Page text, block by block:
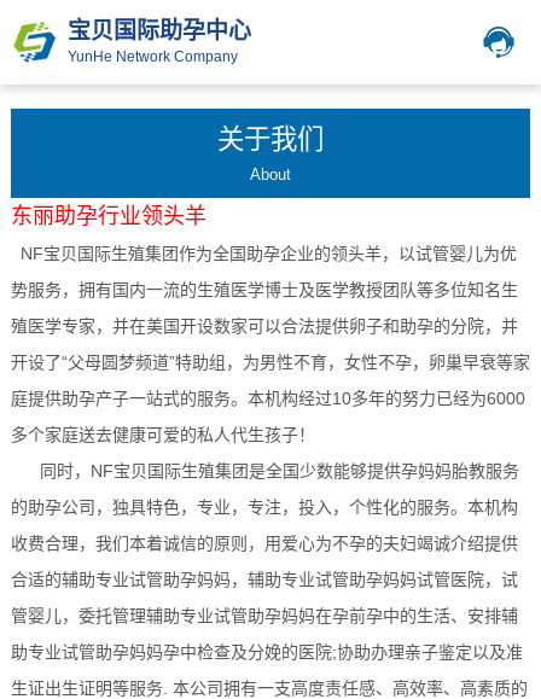
宝贝国际助孕中心
YunHe Network Company
关于我们
About
东丽助孕行业领头羊
NF宝贝国际生殖集团作为全国助孕企业的领头羊，以试管婴儿为优
势服务，拥有国内一流的生殖医学博士及医学教授团队等多位知名生
殖医学专家，并在美国开设数家可以合法提供卵子和助孕的分院，并
开设了“父母圆梦频道”特助组，为男性不育，女性不孕，卵巢早衰等家
庭提供助孕产子一站式的服务。本机构经过10多年的努力已经为6000
多个家庭送去健康可爱的私人代生孩子！
同时，NF宝贝国际生殖集团是全国少数能够提供孕妈妈胎教服务
的助孕公司，独具特色，专业，专注，投入，个性化的服务。本机构
收费合理，我们本着诚信的原则，用爱心为不孕的夫妇竭诚介绍提供
合适的辅助专业试管助孕妈妈，辅助专业试管助孕妈妈试管医院，试
管婴儿，委托管理辅助专业试管助孕妈妈在孕前孕中的生活、安排辅
助专业试管助孕妈妈孕中检查及分娩的医院;协助办理亲子鉴定以及准
生证出生证明等服务. 本公司拥有一支高度责任感、高效率、高素质的